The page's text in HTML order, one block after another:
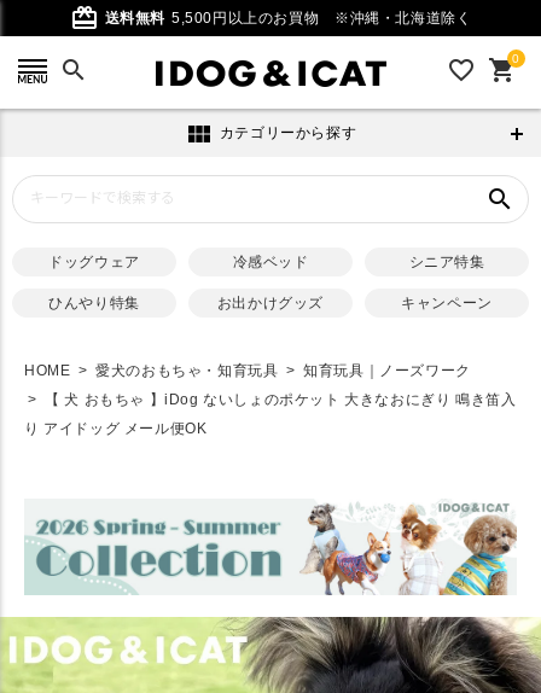
card_giftcard 送料無料 5,500円以上のお買物 ※沖縄・北海道除く
search favorite_outline 0
shopping_cart
view_module カテゴリーから探す
search
ドッグウェア 冷感ベッド シニア特集
ひんやり特集 お出かけグッズ キャンペーン
HOME 愛犬のおもちゃ・知育玩具
知育玩具｜ノーズワーク
【 犬 おもちゃ 】iDog ないしょのポケット 大きなおにぎり 鳴き笛入
り アイドッグ メール便OK